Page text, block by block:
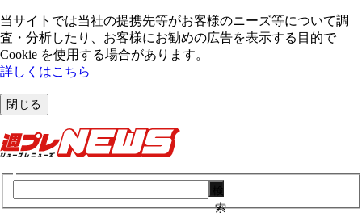
当サイトでは当社の提携先等がお客様のニーズ等について調
査・分析したり、お客様にお勧めの広告を表⽰する⽬的で
Cookie を使⽤する場合があります。
詳しくはこちら
閉じる
索